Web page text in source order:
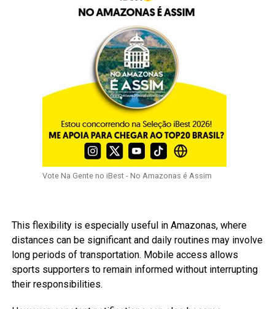
Vote Na Gente no iBest - No Amazonas é Assim
This flexibility is especially useful in Amazonas, where
distances can be significant and daily routines may involve
long periods of transportation. Mobile access allows
sports supporters to remain informed without interrupting
their responsibilities.